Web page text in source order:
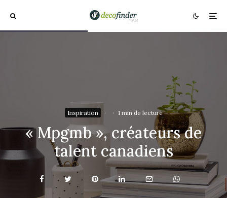
Inspiration · · 1 min de lecture
« Mpgmb », créateurs de
talent canadiens